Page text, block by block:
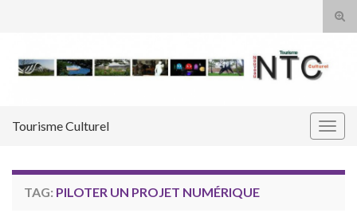
Tourisme Culturel
TAG: PILOTER UN PROJET NUMÉRIQUE